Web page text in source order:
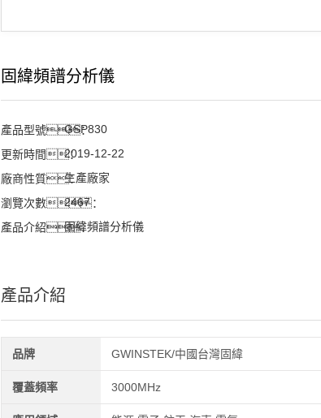
固緯頻譜分析儀
產品型號：
GSP830
更新時間：2019-12-22
廠商性質：生產廠家
瀏覽次數：
2467
產品介紹：固緯頻譜分析儀
產品介紹
品牌 GWINSTEK/中國台灣固緯
覆蓋頻率 3000MHz